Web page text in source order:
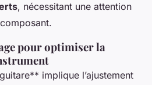
, nécessitant une attention
pour optimiser la
implique l’ajustement